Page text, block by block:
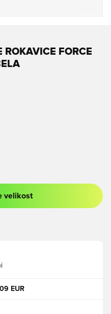
ROKAVICE FORCE
kot član
velikost
EUR